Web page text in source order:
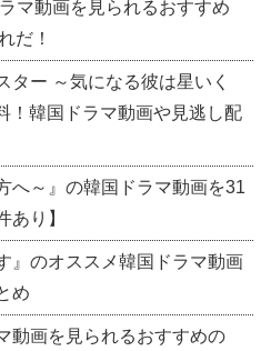
マ動画を見られるおすすめ
だ！
ター ～気になる彼は星いく
！韓国ドラマ動画や見逃し配
へ～』の韓国ドラマ動画を31
あり】
』のオススメ韓国ドラマ動画
め
動画を見られるおすすめの